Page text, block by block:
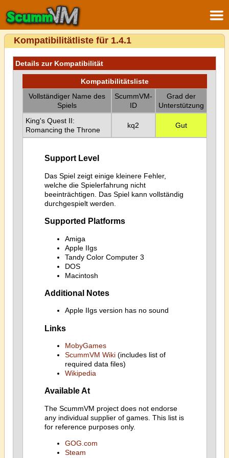
Kompatibilitätliste für 1.4.1
Details zur Kompatibilität
Kompatibilitätsliste
Vollständiger Name des
Spiels
ScummVM-
ID
Grad der
Unterstützung
King's Quest II:
Romancing the Throne
kq2 Gut
Support Level
Das Spiel zeigt einige kleinere Fehler,
welche die Spielerfahrung nicht
beeinträchtigen. Das Spiel kann vollständig
durchgespielt werden.
Supported Platforms
Amiga
Apple IIgs
Tandy Color Computer 3
DOS
Macintosh
Additional Notes
Apple IIgs version has no sound
Links
MobyGames
ScummVM Wiki(includes list of
required data files)
Wikipedia
Available At
The ScummVM project does not endorse
any individual supplier of games. This list is
for reference purposes only.
GOG.com
Steam